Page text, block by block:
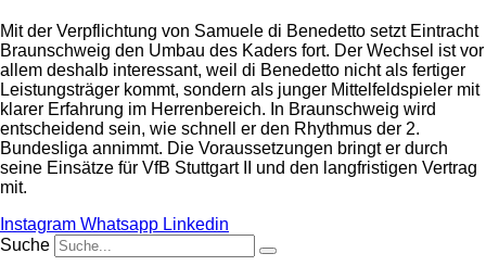
Mit der Verpflichtung von Samuele di Benedetto setzt Eintracht
Braunschweig den Umbau des Kaders fort. Der Wechsel ist vor
allem deshalb interessant, weil di Benedetto nicht als fertiger
Leistungsträger kommt, sondern als junger Mittelfeldspieler mit
klarer Erfahrung im Herrenbereich. In Braunschweig wird
entscheidend sein, wie schnell er den Rhythmus der 2.
Bundesliga annimmt. Die Voraussetzungen bringt er durch
seine Einsätze für VfB Stuttgart II und den langfristigen Vertrag
mit.
Instagram Whatsapp Linkedin
Suche